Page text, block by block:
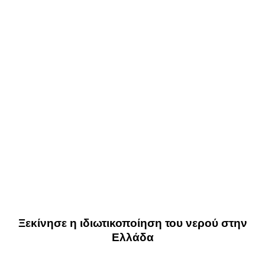
Ξεκίνησε η ιδιωτικοποίηση του νερού στην
Ελλάδα